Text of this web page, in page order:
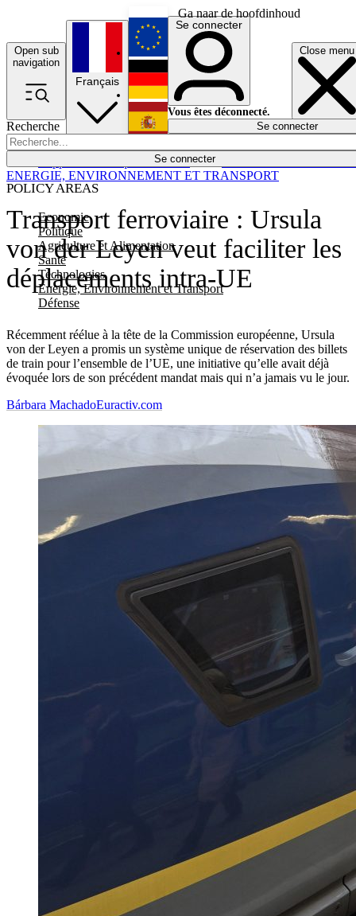
Ga naar de hoofdinhoud
Open sub
navigation
Close menu
Recherche
Se connecter
POLICY AREAS
Economie
Politique
Agriculture et Alimentation
Santé
Technologies
Energie, Environnement et Transport
Défense
Économie
Français
English
Deutsch
Español
Se connecter
Vous êtes déconnecté.
Se connecter
Transport ferroviaire : Ursula
von der Leyen veut faciliter les
déplacements intra-UE
Récemment réélue à la tête de la Commission européenne, Ursula
von der Leyen a promis un système unique de réservation des billets
de train pour l’ensemble de l’UE, une initiative qu’elle avait déjà
évoquée lors de son précédent mandat mais qui n’a jamais vu le jour.
ENERGIE, ENVIRONNEMENT ET TRANSPORT
Bárbara MachadoEuractiv.com